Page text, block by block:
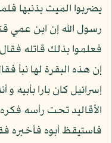
يضربوا الميت بذنبها
رسول الله إن ابن عمي
فعلموا بذلك قاتله
إن هذه البقرة لها نبأ
إسرائيل كان بارا بأبيه
الأقاليد تحت رأسه
فاستيقظ أبوه فأخبره